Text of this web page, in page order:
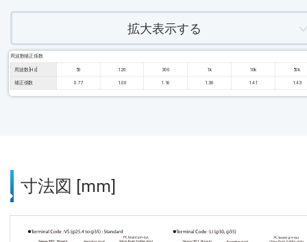
拡大表示する
周波数補正係数
周波数 [Hz] 50 120 300 1k 10k 50k
補正係数 0.77 1.00 1.16 1.30 1.41 1.43
寸法図 [mm]